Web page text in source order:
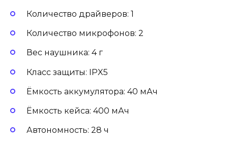
Количество драйверов: 1
Количество микрофонов: 2
Вес наушника: 4 г
Класс защиты: IPX5
Ёмкость аккумулятора: 40 мАч
Ёмкость кейса: 400 мАч
Автономность: 28 ч